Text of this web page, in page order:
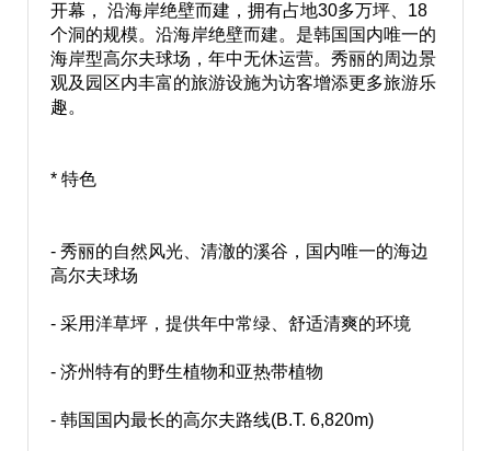
开幕， 沿海岸绝壁而建，拥有占地30多万坪、18
个洞的规模。沿海岸绝壁而建。是韩国国内唯一的
海岸型高尔夫球场，年中无休运营。秀丽的周边景
观及园区内丰富的旅游设施为访客增添更多旅游乐
趣。
* 特色
- 秀丽的自然风光、清澈的溪谷，国内唯一的海边
高尔夫球场
- 采用洋草坪，提供年中常绿、舒适清爽的环境
- 济州特有的野生植物和亚热带植物
- 韩国国内最长的高尔夫路线(B.T. 6,820m)